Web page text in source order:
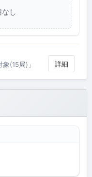
し
(15局)」 詳細